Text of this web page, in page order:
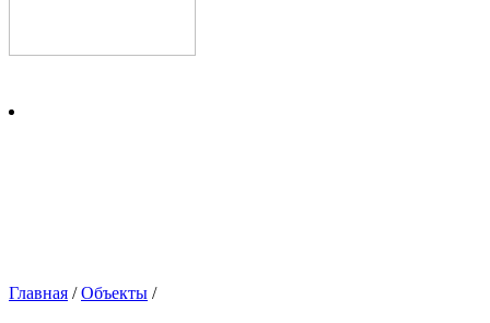
Главная /Объекты /